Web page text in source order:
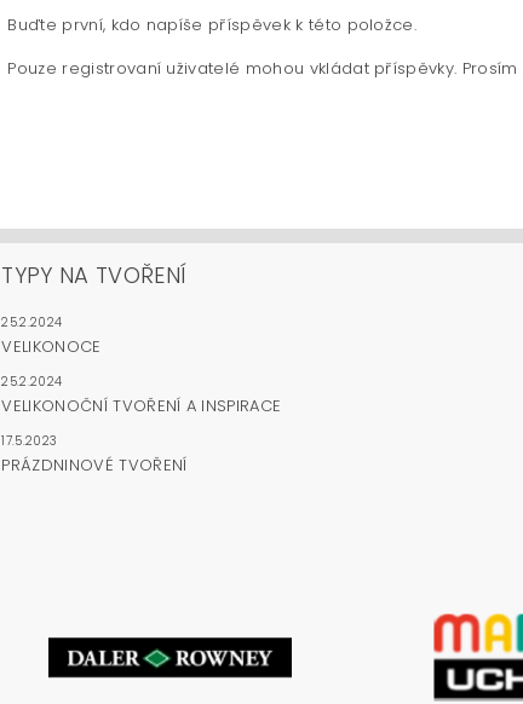
Buďte první, kdo napíše příspěvek k této položce.
Pouze registrovaní uživatelé mohou vkládat příspěvky. Prosím
TYPY NA TVOŘENÍ
25.2.2024
VELIKONOCE
25.2.2024
VELIKONOČNÍ TVOŘENÍ A INSPIRACE
17.5.2023
PRÁZDNINOVÉ TVOŘENÍ